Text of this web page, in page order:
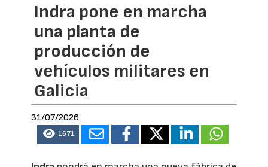
Indra pone en marcha
una planta de
producción de
vehículos militares en
Galicia
31/07/2026
1671